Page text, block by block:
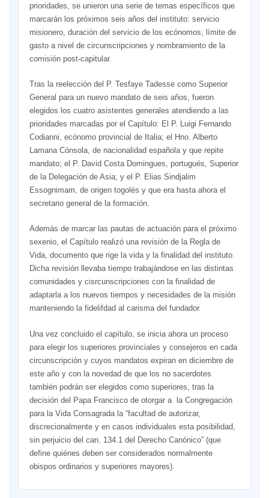
prioridades, se unieron una serie de temas específicos que
marcarán los próximos seis años del instituto: servicio
misionero, duración del servicio de los ecónomos, límite de
gasto a nivel de circunscripciones y nombramiento de la
comisión post-capitular.
Tras la reelección del P. Tesfaye Tadesse como Superior
General para un nuevo mandato de seis años, fueron
elegidos los cuatro asistentes generales atendiendo a las
prioridades marcadas por el Capítulo: El P. Luigi Fernando
Codianni, ecónomo provincial de Italia; el Hno. Alberto
Lamana Cónsola, de nacionalidad española y que repite
mandato; el P. David Costa Domingues, portugués, Superior
de la Delegación de Asia; y el P. Elias Sindjalim
Essognimam, de origen togolés y que era hasta ahora el
secretario general de la formación.
Además de marcar las pautas de actuación para el próximo
sexenio, el Capítulo realizó una revisión de la Regla de
Vida, documento que rige la vida y la finalidad del instituto.
Dicha revisión llevaba tiempo trabajándose en las distintas
comunidades y cisrcunscripciones con la finalidad de
adaptarla a los nuevos tiempos y necesidades de la misión
manteniendo la fidelifdad al carisma del fundador.
Una vez concluido el capítulo, se inicia ahora un proceso
para elegir los superiores provinciales y consejeros en cada
circunscripción y cuyos mandatos expiran en diciembre de
este año y con la novedad de que los no sacerdotes
también podrán ser elegidos como superiores, tras la
decisión del Papa Francisco de otorgar a la Congregación
para la Vida Consagrada la “facultad de autorizar,
discrecionalmente y en casos individuales esta posibilidad,
sin perjuicio del can. 134.1 del Derecho Canónico” (que
define quiénes deben ser considerados normalmente
obispos ordinarios y superiores mayores).